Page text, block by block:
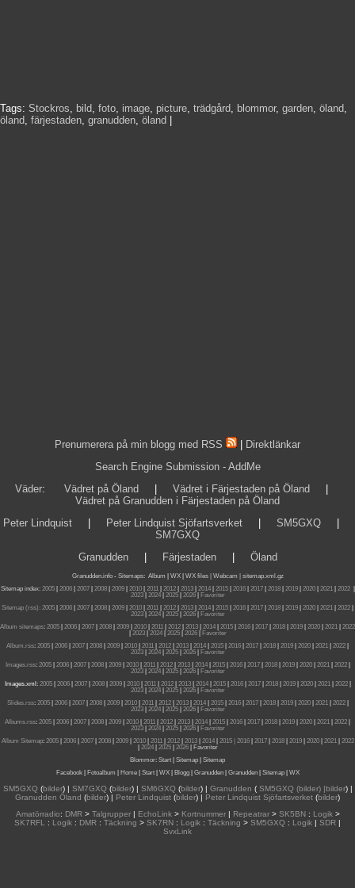
Tags: Stockros, bild, foto, image, picture, trädgård, blommor, garden, öland,
öland, färjestaden, granudden, öland
Prenumerera på min blogg med RSS
Direktlänkar
Search Engine Submission - AddMe
Väder: Vädret på Öland Vädret i Färjestaden på Öland
Vädret på Granudden i Färjestaden på Öland
Peter Lindquist
Peter Lindquist Sjöfartsverket SM5GXQ
SM7GXQ
Granudden| Färjestaden| Öland
Granudden.info- Sitemaps: Album WX WX files | Webcam |
sitemap.xml.gz
Sitemap index: 2005| 2006| 2007| 2008| 2009| 2010| 2011| 2012| 2013| 2014| 2015| 2016| 2017| 2018| 2019| 2020| 2021| 2022|
2023| 2024| 2025| 2026|
Favoriter
Sitemap (rss): 2005 2006 2007 2008 2009 2010 2011 2012 2013 2014 2015 2016 2017 2018 2019 2020 2021 2022
2023| 2024| 2025| 2026|
Favoriter
Album sitemaps: 2005 2006 2007 2008 2009 2010 2011 2012 2013 2014 2015 2016 2017 2018 2019 2020 2021
2022
2023| 2024| 2025| 2026|
Favoriter
Album.rss: 2005 2006 2007 2008 2009 2010 2011 2012 2013 2014 2015 2016 2017 2018 2019 2020 2021 2022
2023| 2024| 2025| 2026|
Favoriter
Images.rss: 2005| 2006| 2007| 2008| 2009| 2010| 2011| 2012| 2013| 2014| 2015| 2016| 2017| 2018| 2019| 2020| 2021| 2022|
2023| 2024| 2025| 2026|
Favoriter
Images.xml: 2005| 2006| 2007| 2008| 2009| 2010| 2011| 2012| 2013| 2014| 2015| 2016| 2017| 2018| 2019| 2020| 2021| 2022|
2023| 2024| 2025| 2026|
Favoriter
Slides.rss: 2005| 2006| 2007| 2008| 2009| 2010| 2011| 2012| 2013| 2014| 2015| 2016| 2017| 2018| 2019| 2020| 2021| 2022|
2023| 2024| 2025| 2026|
Favoriter
Albums.rss: 2005 2006 2007 2008 2009 2010 2011 2012 2013 2014 2015 2016 2017 2018 2019 2020 2021 2022
2023| 2024| 2025| 2026|
Favoriter
Album Sitemap: 2005| 2006| 2007| 2008| 2009| 2010| 2011| 2012| 2013| 2014| 2015 | 2016| 2017| 2018| 2019| 2020| 2021| 2022
2024| 2025| 2026|
Favoriter
Blommor: Start Sitemap
Sitemap
Facebook| Fotoalbum Home| Start| WX| Blogg| Granudden| Granudden| Sitemap| WX
SM5GXQ(bilder) | SM7GXQ(bilder) | SM6GXQ(bilder) | Granudden (SM5GXQ (bilder) |bilder) |
Granudden Öland (bilder) | Peter Lindquist (bilder) | Peter Lindquist Sjöfartsverket (bilder)
Amatörradio: DMR> Talgrupper| EchoLink> Kortnummer| Repeatrar> SK5BN: Logik>
SK7RFL
: Logik : DMR : Täckning > SK7RN : Logik : Täckning > SM5GXQ : Logik | SDR |
SvxLink